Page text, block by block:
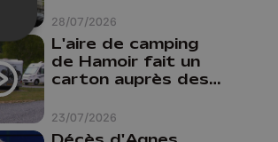
28/07/2026
budget pour le
faire
23/07/2026
L'aire de camping
de Hamoir fait un
carton auprès des